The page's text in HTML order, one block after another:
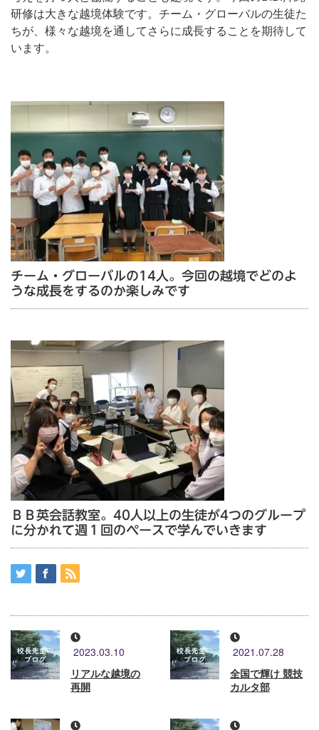
研修は大きな越境体験です。チーム・グローバルの生徒た
ちが、様々な越境を通してさらに成長することを期待して
います。
チーム・グローバルの14人。今回の越境でどのよ
うな成長をするのか楽しみです
ＢＢ英会話教室。40人以上の生徒が4つのグループ
に分かれて週１回のペースで学んでいきます
2023.03.10
リアルな越境の
再開
2021.07.28
全国で輝け 競技
カルタ部